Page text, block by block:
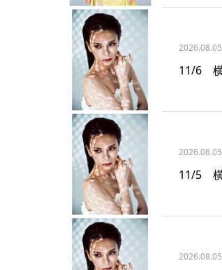
2026.08.05
11/6
2026.08.05
11/5
2026.08.05